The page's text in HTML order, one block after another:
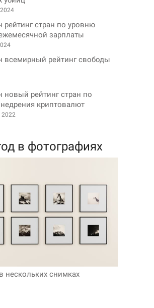
рейтинг стран по уровню
зарплаты
всемирный рейтинг свободы
новый рейтинг стран по
криптовалют
2022
в фотографиях
нескольких снимках